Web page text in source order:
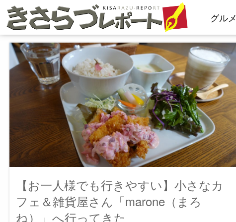
テ
グルメ
【お一人様でも行きやすい】小さなカ
フェ＆雑貨屋さん「marone（まろ
ね）」へ行ってきた